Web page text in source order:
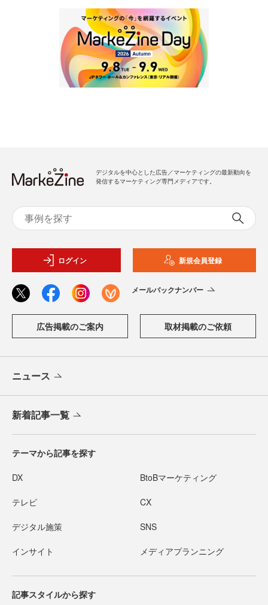
デジタルを中心とした広告／マーケティングの最新動向を
発信するマーケティング専門メディアです。
ログイン 新規会員登録
メールバックナンバー
広告掲載のご案内 取材掲載のご依頼
ニュース
新着記事一覧
テーマから記事を探す
DX BtoBマーケティング
テレビ CX
デジタル施策 SNS
インサイト メディアプランニング
記事スタイルから探す